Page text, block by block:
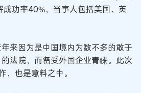
功率40%，当事人包括美国、英
来因为是中国境内为数不多的敢于
法院，而备受外国企业青睐。此次
，也是意料之中。